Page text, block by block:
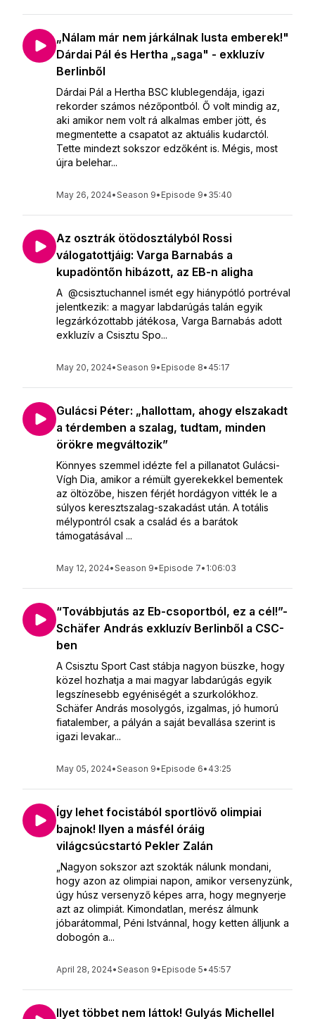
„Nálam már nem járkálnak lusta emberek!"
Dárdai Pál és Hertha „saga" - exkluzív
Berlinből
Dárdai Pál a Hertha BSC klublegendája, igazi
rekorder számos nézőpontból. Ő volt mindig az,
aki amikor nem volt rá alkalmas ember jött, és
megmentette a csapatot az aktuális kudarctól.
Tette mindezt sokszor edzőként is. Mégis, most
újra belehar...
May 26, 2024•Season 9• Episode 9• 35:40
Az osztrák ötödosztályból Rossi
válogatottjáig: Varga Barnabás a
kupadöntőn hibázott, az EB-n aligha
A @csisztuchannel ismét egy hiánypótló portréval
jelentkezik: a magyar labdarúgás talán egyik
legzárkózottabb játékosa, Varga Barnabás adott
exkluzív a Csisztu Spo...
May 20, 2024•Season 9• Episode 8• 45:17
Gulácsi Péter: „hallottam, ahogy elszakadt
a térdemben a szalag, tudtam, minden
örökre megváltozik”
Könnyes szemmel idézte fel a pillanatot Gulácsi-
Vígh Dia, amikor a rémült gyerekekkel bementek
az öltözőbe, hiszen férjét hordágyon vitték le a
súlyos keresztszalag-szakadást után. A totális
mélypontról csak a család és a barátok
támogatásával ...
May 12, 2024•Season 9• Episode 7• 1:06:03
“Továbbjutás az Eb-csoportból, ez a cél!”-
Schäfer András exkluzív Berlinből a CSC-
ben
A Csisztu Sport Cast stábja nagyon büszke, hogy
közel hozhatja a mai magyar labdarúgás egyik
legszínesebb egyéniségét a szurkolókhoz.
Schäfer András mosolygós, izgalmas, jó humorú
fiatalember, a pályán a saját bevallása szerint is
igazi levakar...
May 05, 2024•Season 9• Episode 6• 43:25
Így lehet focistából sportlövő olimpiai
bajnok! Ilyen a másfél óráig
világcsúcstartó Pekler Zalán
„Nagyon sokszor azt szokták nálunk mondani,
hogy azon az olimpiai napon, amikor versenyzünk,
úgy húsz versenyző képes arra, hogy megnyerje
azt az olimpiát. Kimondatlan, merész álmunk
jóbarátommal, Péni Istvánnal, hogy ketten álljunk a
dobogón a...
April 28, 2024•Season 9• Episode 5• 45:57
Ilyet többet nem láttok! Gulyás Michellel